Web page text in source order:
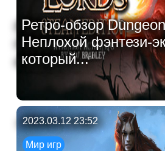
Ретро-обзор
Неплохой фэнтези-
который...
2023.03.12 23:52
Мир игр